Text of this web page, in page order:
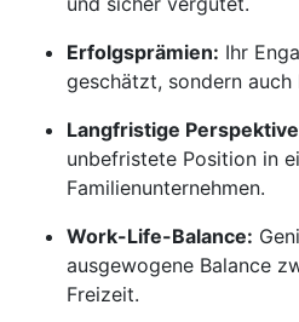
Erfolgsprämien: Ihr
geschätzt, sondern auch
Langfristige
unbefristete Position in
Familienunternehmen.
Work-Life-Balance:
ausgewogene Balance
Freizeit.